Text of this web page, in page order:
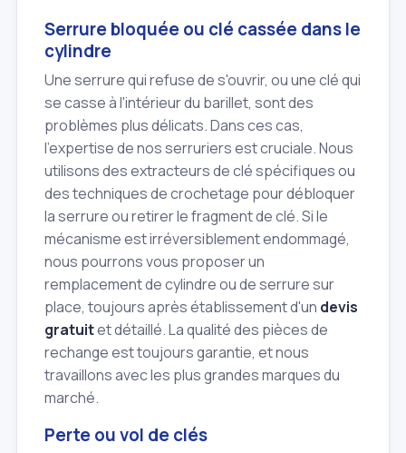
Serrure bloquée ou clé cassée dans le
cylindre
Une serrure qui refuse de s'ouvrir, ou une clé qui
se casse à l'intérieur du barillet, sont des
problèmes plus délicats. Dans ces cas,
l'expertise de nos serruriers est cruciale. Nous
utilisons des extracteurs de clé spécifiques ou
des techniques de crochetage pour débloquer
la serrure ou retirer le fragment de clé. Si le
mécanisme est irréversiblement endommagé,
nous pourrons vous proposer un
remplacement de cylindre ou de serrure sur
place, toujours après établissement d'un devis
gratuitet détaillé. La qualité des pièces de
rechange est toujours garantie, et nous
travaillons avec les plus grandes marques du
marché.
Perte ou vol de clés